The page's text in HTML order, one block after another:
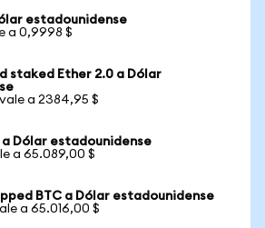
estadounidense
a 0,9998 $
staked Ether 2.0 a Dólar
a 2384,95 $
a Dólar estadounidense
a 65.089,00 $
BTC a Dólar estadounidense
a 65.016,00 $